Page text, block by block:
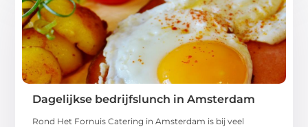
Dagelijkse bedrijfslunch in Amsterdam
Rond Het Fornuis Catering in Amsterdam is bij veel